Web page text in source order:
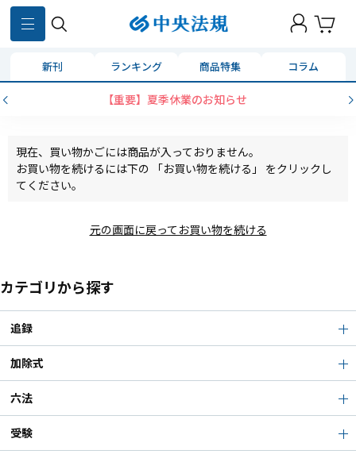
新刊 ランキング 商品特集 コラム
【重要】夏季休業のお知らせ
現在、買い物かごには商品が入っておりません。
お買い物を続けるには下の 「お買い物を続ける」 をクリックし
てください。
元の画面に戻ってお買い物を続ける
カテゴリから探す
追録
加除式
六法
受験